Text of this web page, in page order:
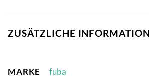
ZUSÄTZLICHE
MARKE fuba